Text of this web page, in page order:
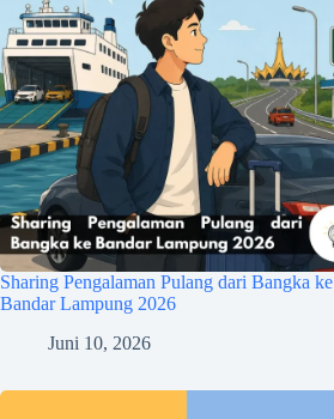
Sharing Pengalaman Pulang dari Bangka ke
Bandar Lampung 2026
Juni 10, 2026